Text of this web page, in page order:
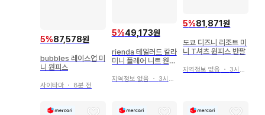
5%87,578원
bubbles 레이스업 미
니 원피스
사이타마 ・ 8분 전
5%49,173원
rienda 테일러드 칼라
미니 플레어 니트 원피
지역정보 없음 ・ 3시간 전
5%81,871원
도쿄 디즈니 리조트 미
니 T셔츠 원피스 반팔
지역정보 없음 ・ 3시간 전